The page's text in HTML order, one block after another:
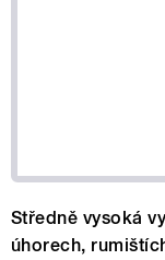
Středně vysoká
úhorech,